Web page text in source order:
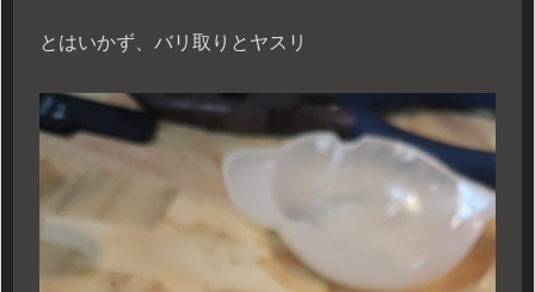
とはいかず、バリ取りとヤスリ